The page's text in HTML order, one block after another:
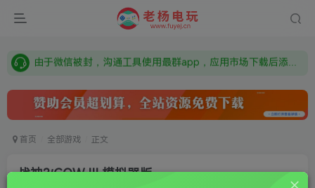
本站资源来自网络搜集，如有侵权，请联系删除：fuyej@qq.com 附上证书和内容链接
需要什么游戏请联系客服，若链接失效请联系客服，百度网盘边上的激活码也是解压密码
首页 全部游戏 正文
战神3/GOW III 模拟器版